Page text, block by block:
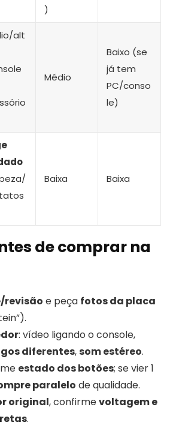
)
alt
Médio
Baixo (se
já tem
PC/conso
le)
Baixa Baixa
de comprar na
revisão e peça fotos da placa
: vídeo ligando o console,
diferentes,som estéreo.
estado dos botões; se vier 1
paralelo de qualidade.
original, confirmevoltagem e
.